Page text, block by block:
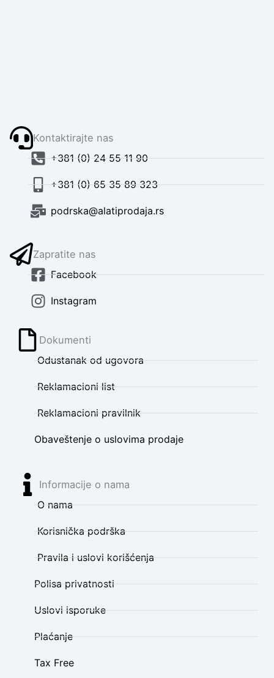
Kontaktirajte nas
+381 (0) 24 55 11 90
+381 (0) 65 35 89 323
podrska@alatiprodaja.rs
Zapratite nas
Facebook
Instagram
Dokumenti
Odustanak od ugovora
Reklamacioni list
Reklamacioni pravilnik
Obaveštenje o uslovima prodaje
Informacije o nama
O nama
Korisnička podrška
Pravila i uslovi korišćenja
Polisa privatnosti
Uslovi isporuke
Plaćanje
Tax Free